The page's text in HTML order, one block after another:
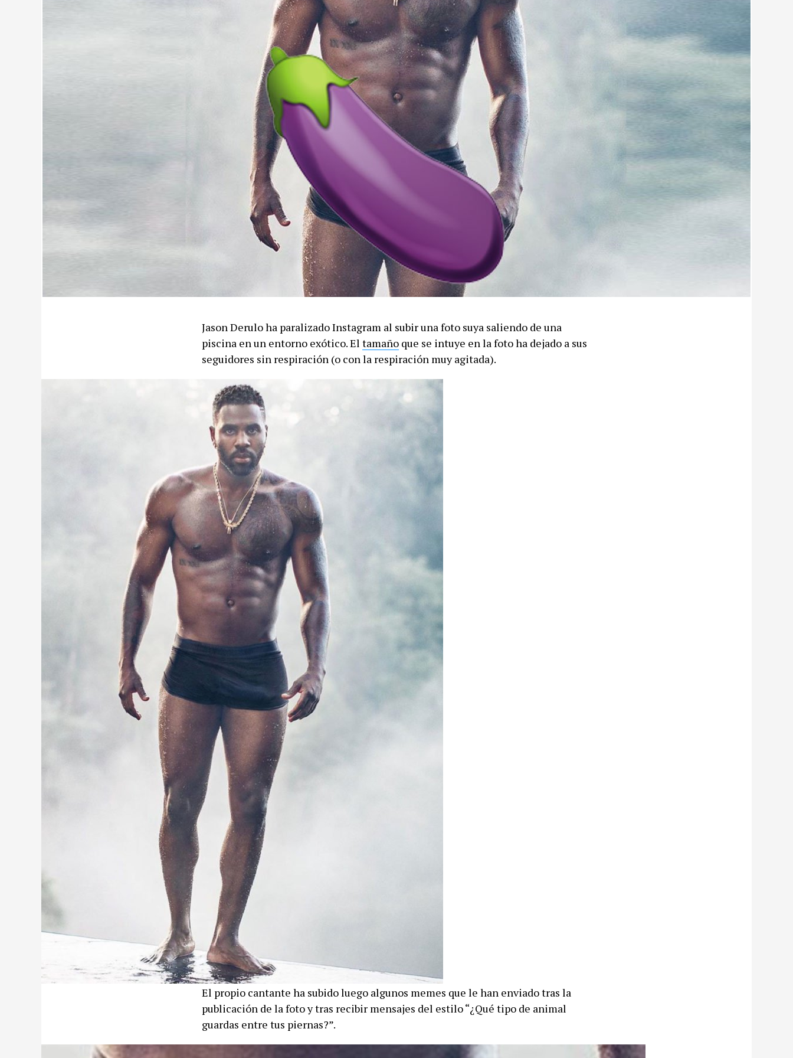
Jason Derulo ha paralizado Instagram al subir una foto suya saliendo de una
piscina en un entorno exótico. El tamaño que se intuye en la foto ha dejado a sus
seguidores sin respiración (o con la respiración muy agitada).
El propio cantante ha subido luego algunos memes que le han enviado tras la
publicación de la foto y tras recibir mensajes del estilo “¿Qué tipo de animal
guardas entre tus piernas?”.